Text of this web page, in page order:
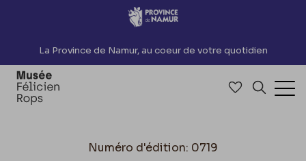
Accèder directement au contenu
La Province de Namur, au coeur de votre quotidien
Accéder à
Numéro d'édition: 0719